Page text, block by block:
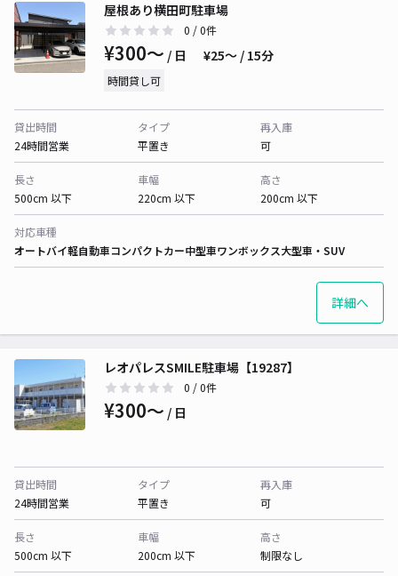
屋根あり横田町駐車場
0 / 0件
¥300〜 / 日 ¥25〜 / 15分
時間貸し可
貸出時間
24時間営業
タイプ
平置き
再入庫
可
長さ
500cm 以下
車幅
220cm 以下
高さ
200cm 以下
対応車種
オートバイ軽自動車コンパクトカー中型車ワンボックス大型車・SUV
詳細へ
レオパレスSMILE駐車場【19287】
0 / 0件
¥300〜 / 日
貸出時間
24時間営業
タイプ
平置き
再入庫
可
長さ
500cm 以下
車幅
200cm 以下
高さ
制限なし